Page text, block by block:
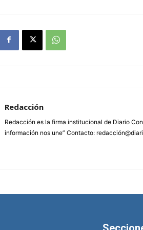
Redacción
Redacción es la firma institucional de Diario
información nos une” Contacto: